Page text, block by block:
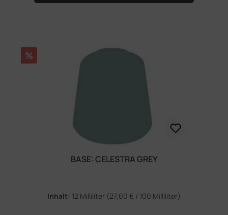
Rabatt
%
BASE: CELESTRA GREY
Inhalt: 12 Milliliter (27,00 € / 100 Milliliter)